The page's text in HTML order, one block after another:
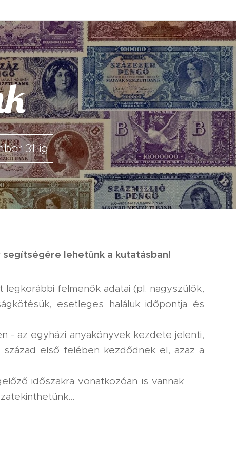
31-ig
lehetünk a kutatásban!
felmenők adatai (pl. nagyszülők,
esetleges haláluk időpontja és
- az egyházi anyakönyvek kezdete jelenti,
első felében kezdődnek el, azaz a
időszakra vonatkozóan is vannak